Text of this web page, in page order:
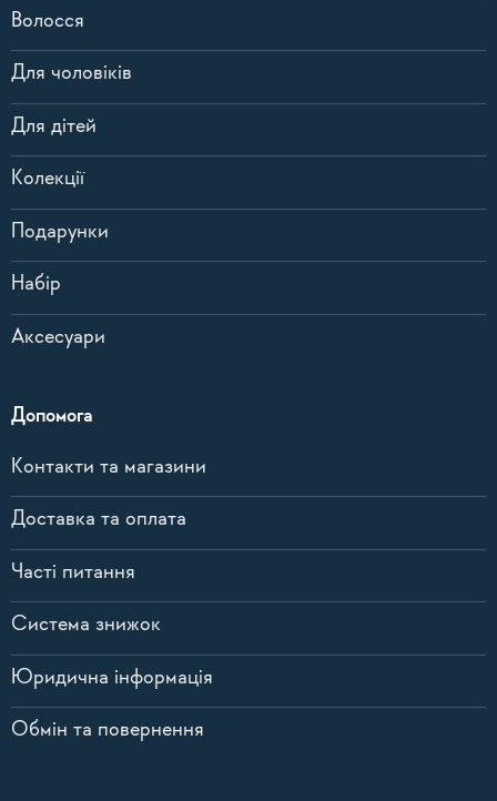
Волосся
Для чоловіків
Для дітей
Колекції
Подарунки
Набір
Аксесуари
Допомога
Контакти та магазини
Доставка та оплата
Часті питання
Система знижок
Юридична інформація
Обмін та повернення